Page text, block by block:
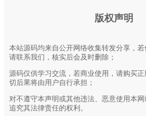
版权声明
本站源码均来自公开网络收集转发分享，若
请联系我们，核实后会及时删除；
源码仅供学习交流，若商业使用，请购买
切后果将由用户自行承担；
对不遵守本声明或其他违法、恶意使用本
追究其法律责任的权利。